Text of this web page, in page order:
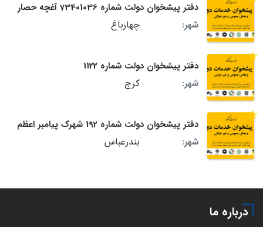
دفتر پیشخوان دولت شماره 73401036 آغچه حصار
شهر:
چهارباغ
دفتر پیشخوان دولت شماره 1122
شهر:
کرج
دفتر پیشخوان دولت شماره 192 شهرک پیامبر اعظم
شهر:
بندرعباس
درباره ما